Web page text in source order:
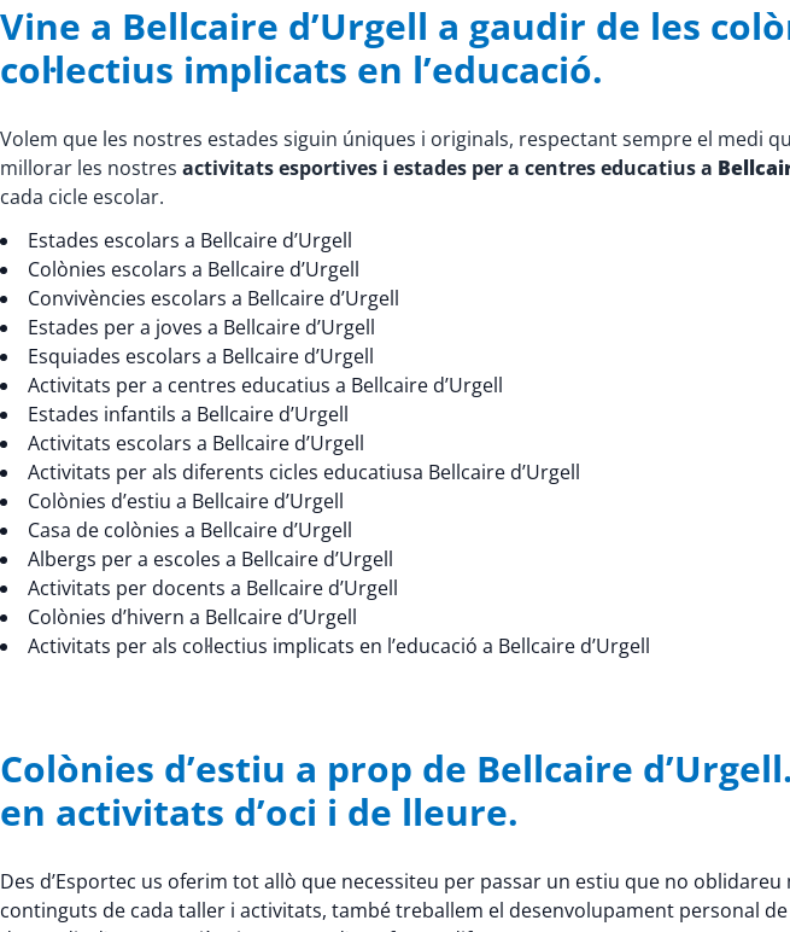
Vine a Bellcaire d’Urgell a gaudir de les
col·lectius implicats en l’educació.
Volem que les nostres estades siguin úniques i originals, respectant sempre el medi
millorar les nostres activitats esportives i estades per a centres educatius a
cada cicle escolar.
Estades escolars a Bellcaire d’Urgell
Colònies escolars a Bellcaire d’Urgell
Convivències escolars a Bellcaire d’Urgell
Estades per a joves a Bellcaire d’Urgell
Esquiades escolars a Bellcaire d’Urgell
Activitats per a centres educatius a Bellcaire d’Urgell
Estades infantils a Bellcaire d’Urgell
Activitats escolars a Bellcaire d’Urgell
Activitats per als diferents cicles educatiusa Bellcaire d’Urgell
Colònies d’estiu a Bellcaire d’Urgell
Casa de colònies a Bellcaire d’Urgell
Albergs per a escoles a Bellcaire d’Urgell
Activitats per docents a Bellcaire d’Urgell
Colònies d’hivern a Bellcaire d’Urgell
Activitats per als col·lectius implicats en l’educació a Bellcaire d’Urgell
Colònies d’estiu a prop de Bellcaire
en activitats d’oci i de lleure.
Des d’Esportec us oferim tot allò que necessiteu per passar un estiu que no
continguts de cada taller i activitats, també treballem el desenvolupament personal